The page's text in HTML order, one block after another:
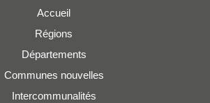
Accueil
Régions
Départements
Communes nouvelles
Intercommunalités